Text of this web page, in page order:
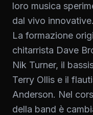
loro musica
dal vivo innovative.
La formazione
chitarrista Dave
Nik Turner, il
Terry Ollis e il
Anderson. Nel
della band è